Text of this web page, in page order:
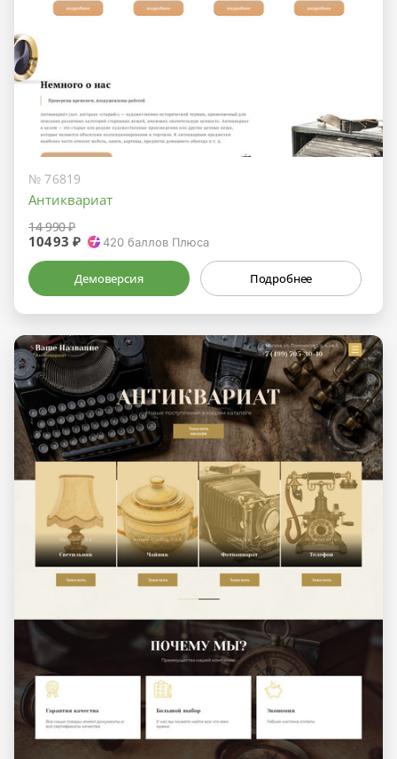
№ 76819
Антиквариат
14 990 ₽
10493 ₽ 420 баллов Плюса
Демоверсия Подробнее